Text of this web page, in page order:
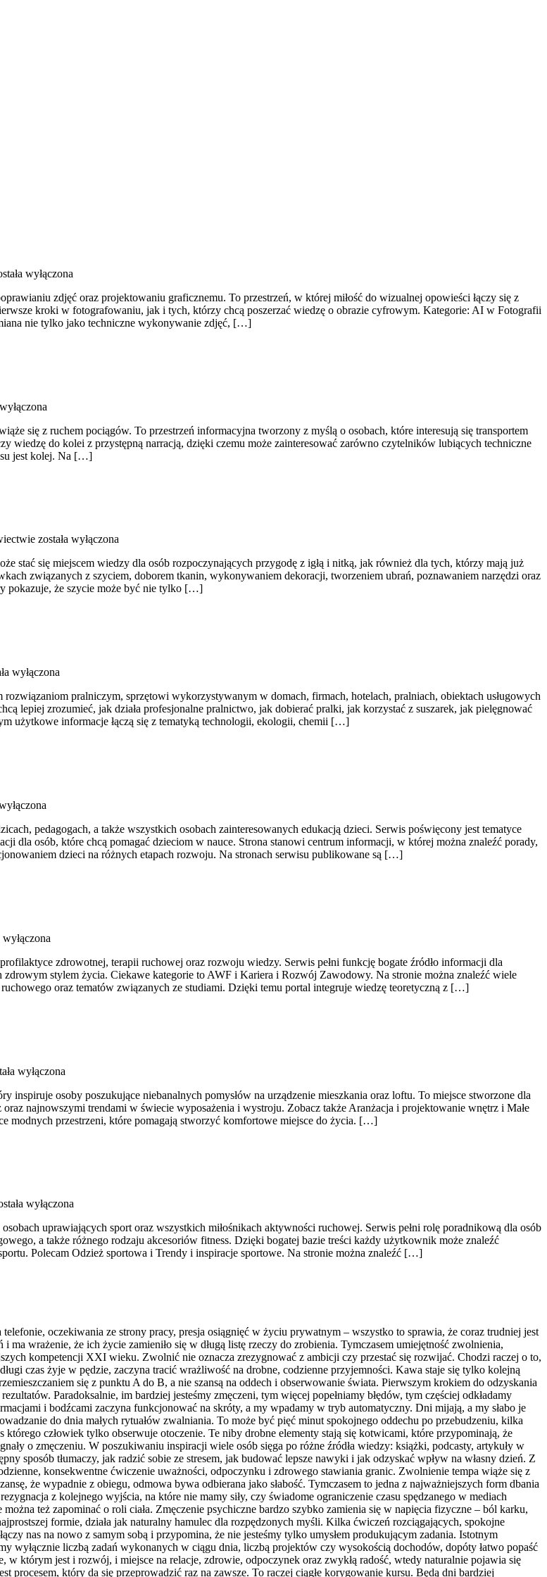
wyłączona
zdjęć oraz projektowaniu graficznemu. To przestrzeń, w której miłość do wizualnej opowieści łączy się z
kroki w fotografowaniu, jak i tych, którzy chcą poszerzać wiedzę o obrazie cyfrowym. Kategorie: AI w Fotografii
nie tylko jako techniczne wykonywanie zdjęć, […]
się z ruchem pociągów. To przestrzeń informacyjna tworzony z myślą o osobach, które interesują się transportem
wiedzę do kolei z przystępną narracją, dzięki czemu może zainteresować zarówno czytelników lubiących techniczne
jest kolej. Na […]
została wyłączona
stać się miejscem wiedzy dla osób rozpoczynających przygodę z igłą i nitką, jak również dla tych, którzy mają już
związanych z szyciem, doborem tkanin, wykonywaniem dekoracji, tworzeniem ubrań, poznawaniem narzędzi oraz
pokazuje, że szycie może być nie tylko […]
wyłączona
pralniczym, sprzętowi wykorzystywanym w domach, firmach, hotelach, pralniach, obiektach usługowych
lepiej zrozumieć, jak działa profesjonalne pralnictwo, jak dobierać pralki, jak korzystać z suszarek, jak pielęgnować
użytkowe informacje łączą się z tematyką technologii, ekologii, chemii […]
pedagogach, a także wszystkich osobach zainteresowanych edukacją dzieci. Serwis poświęcony jest tematyce
dla osób, które chcą pomagać dzieciom w nauce. Strona stanowi centrum informacji, w której można znaleźć porady,
dzieci na różnych etapach rozwoju. Na stronach serwisu publikowane są […]
wyłączona
zdrowotnej, terapii ruchowej oraz rozwoju wiedzy. Serwis pełni funkcję bogate źródło informacji dla
stylem życia. Ciekawe kategorie to AWF i Kariera i Rozwój Zawodowy. Na stronie można znaleźć wiele
oraz tematów związanych ze studiami. Dzięki temu portal integruje wiedzę teoretyczną z […]
wyłączona
osoby poszukujące niebanalnych pomysłów na urządzenie mieszkania oraz loftu. To miejsce stworzone dla
najnowszymi trendami w świecie wyposażenia i wystroju. Zobacz także Aranżacja i projektowanie wnętrz i Małe
modnych przestrzeni, które pomagają stworzyć komfortowe miejsce do życia. […]
wyłączona
uprawiających sport oraz wszystkich miłośnikach aktywności ruchowej. Serwis pełni rolę poradnikową dla osób
a także różnego rodzaju akcesoriów fitness. Dzięki bogatej bazie treści każdy użytkownik może znaleźć
Polecam Odzież sportowa i Trendy i inspiracje sportowe. Na stronie można znaleźć […]
oczekiwania ze strony pracy, presja osiągnięć w życiu prywatnym – wszystko to sprawia, że coraz trudniej jest
wrażenie, że ich życie zamieniło się w długą listę rzeczy do zrobienia. Tymczasem umiejętność zwolnienia,
kompetencji XXI wieku. Zwolnić nie oznacza zrezygnować z ambicji czy przestać się rozwijać. Chodzi raczej o to,
czas żyje w pędzie, zaczyna tracić wrażliwość na drobne, codzienne przyjemności. Kawa staje się tylko kolejną
się z punktu A do B, a nie szansą na oddech i obserwowanie świata. Pierwszym krokiem do odzyskania
Paradoksalnie, im bardziej jesteśmy zmęczeni, tym więcej popełniamy błędów, tym częściej odkładamy
i bodźcami zaczyna funkcjonować na skróty, a my wpadamy w tryb automatyczny. Dni mijają, a my słabo je
do dnia małych rytuałów zwalniania. To może być pięć minut spokojnego oddechu po przebudzeniu, kilka
człowiek tylko obserwuje otoczenie. Te niby drobne elementy stają się kotwicami, które przypominają, że
o zmęczeniu. W poszukiwaniu inspiracji wiele osób sięga po różne źródła wiedzy: książki, podcasty, artykuły w
sposób tłumaczy, jak radzić sobie ze stresem, jak budować lepsze nawyki i jak odzyskać wpływ na własny dzień. Z
konsekwentne ćwiczenie uważności, odpoczynku i zdrowego stawiania granic. Zwolnienie tempa wiąże się z
że wypadnie z obiegu, odmowa bywa odbierana jako słabość. Tymczasem to jedna z najważniejszych form dbania
z kolejnego wyjścia, na które nie mamy siły, czy świadome ograniczenie czasu spędzanego w mediach
też zapominać o roli ciała. Zmęczenie psychiczne bardzo szybko zamienia się w napięcia fizyczne – ból karku,
formie, działa jak naturalny hamulec dla rozpędzonych myśli. Kilka ćwiczeń rozciągających, spokojne
nas na nowo z samym sobą i przypomina, że nie jesteśmy tylko umysłem produkującym zadania. Istotnym
wyłącznie liczbą zadań wykonanych w ciągu dnia, liczbą projektów czy wysokością dochodów, dopóty łatwo popaść
w którym jest i rozwój, i miejsce na relacje, zdrowie, odpoczynek oraz zwykłą radość, wtedy naturalnie pojawia się
który da się przeprowadzić raz na zawsze. To raczej ciągłe korygowanie kursu. Będą dni bardziej